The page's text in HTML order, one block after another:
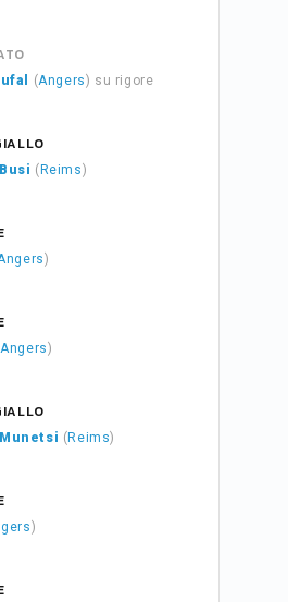
(Angers) su rigore
( Reims)
)
Angers)
( Reims)
)